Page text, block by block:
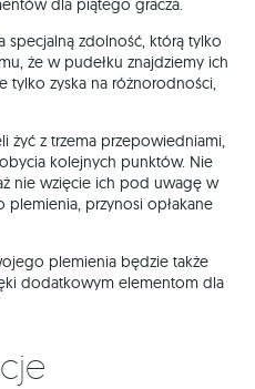
dla piątego gracza.
specjalną zdolność, którą tylko
że w pudełku znajdziemy ich
tylko zyska na różnorodności,
żyć z trzema przepowiedniami,
kolejnych punktów. Nie
nie wzięcie ich pod uwagę w
przynosi opłakane
plemienia będzie także
dodatkowym elementom dla